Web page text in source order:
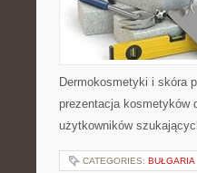
Dermokosmetyki i skóra
prezentacja kosmetyków
użytkowników
CATEGORIES: BUŁGARIA